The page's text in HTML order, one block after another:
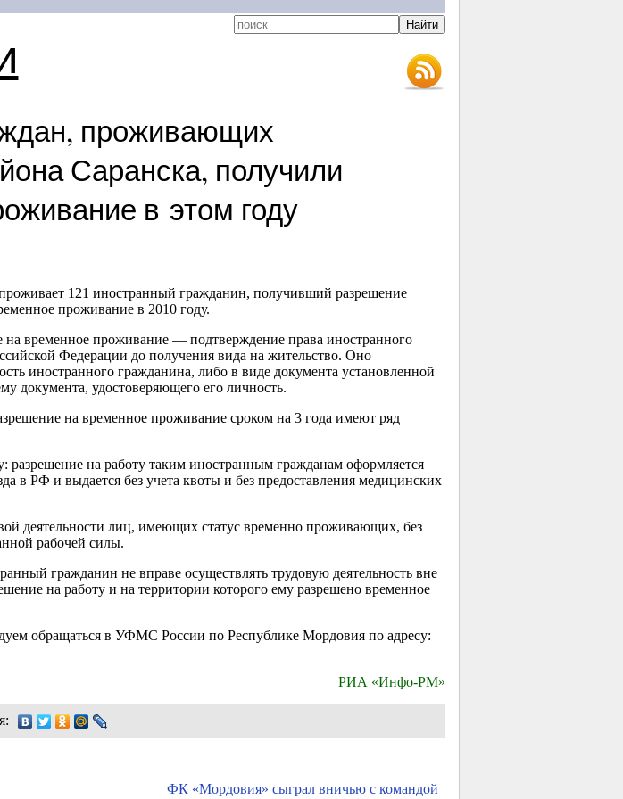
проживающих
Саранска, получили
в этом году
121 иностранный гражданин, получивший разрешение
проживание в 2010 году.
проживание — подтверждение права иностранного
Федерации до получения вида на жительство. Оно
иностранного гражданина, либо в виде документа установленной
документа, удостоверяющего его личность.
на временное проживание сроком на 3 года имеют ряд
на работу таким иностранным гражданам оформляется
в РФ и выдается без учета квоты и без предоставления медицинских
деятельности лиц, имеющих статус временно проживающих, без
рабочей силы.
гражданин не вправе осуществлять трудовую деятельность вне
на работу и на территории которого ему разрешено временное
обращаться в УФМС России по Республике Мордовия по адресу:
РИА «Инфо-РМ»
ФК «Мордовия» сыграл вничью с командой